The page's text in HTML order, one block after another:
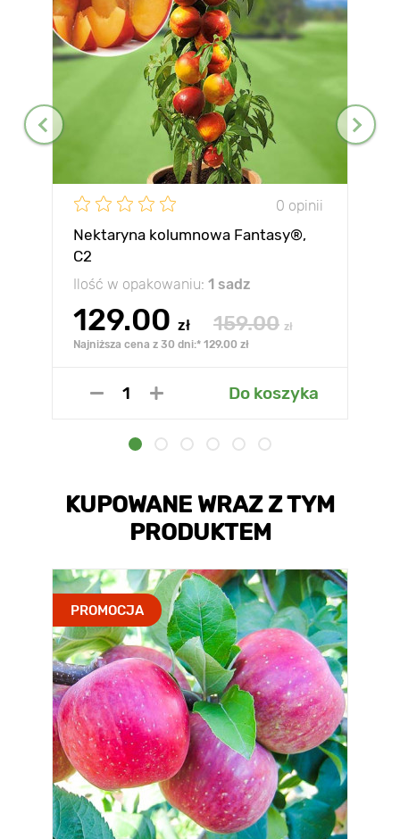
0 opinii
Nektaryna kolumnowa Fantasy®,
C2
Ilość w opakowaniu: 1 sadz
129.00 zł 159.00 zł
Najniższa cena z 30 dni:* 129.00 zł
Do koszyka
KUPOWANE WRAZ Z TYM
PRODUKTEM
PROMOCJA